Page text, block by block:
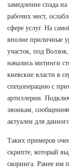
замедление спада
рабочих мест,
сфере услуг. На
вполне приличные
участок, под
начались митинги
киевские власти в
спецоперацию с
артиллерии.
звонкам,
актуален для
Таких примеров
скрипте, который
скоринга. Ранее им